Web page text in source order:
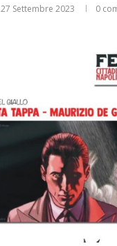
27 Settembre 2023 0